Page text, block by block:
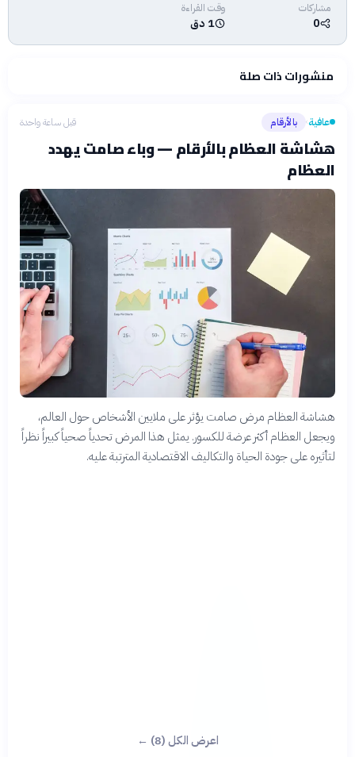
مشاركات
0
وقت القراءة
1 دق
منشورات ذات صلة
عافية› بالأرقام قبل ساعة واحدة
هشاشة العظام بالأرقام — وباء صامت يهدد
العظام
هشاشة العظام مرض صامت يؤثر على ملايين الأشخاص حول العالم،
ويجعل العظام أكثر عرضة للكسور. يمثل هذا المرض تحدياً صحياً كبيراً نظراً
لتأثيره على جودة الحياة والتكاليف الاقتصادية المترتبة عليه.
اعرض الكل (8) ←